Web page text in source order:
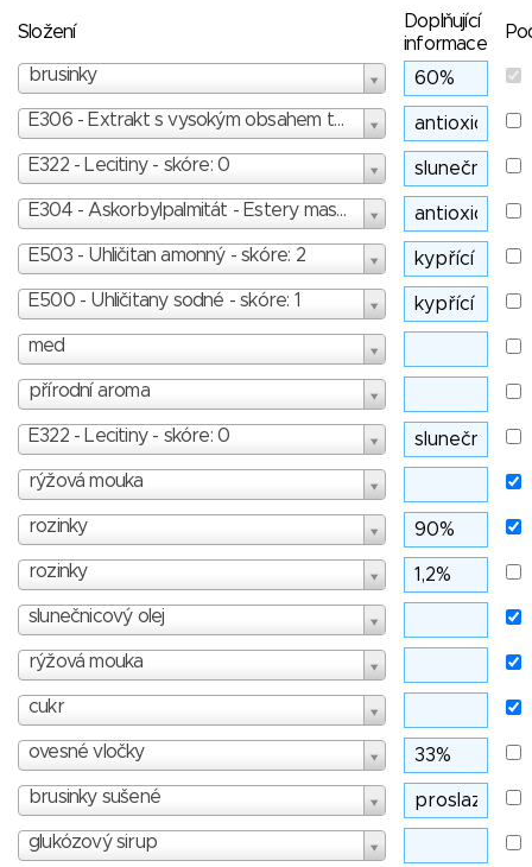
Složení
Doplňující
informace
brusinky
E306 - Extrakt s vysokým obsahem tokoferolů - skóre: 0
E322 - Lecitiny - skóre: 0
E304 - Askorbylpalmitát - Estery mastných kyselin s kyselinou askorbovou - skóre: 1
E503 - Uhličitan amonný - skóre: 2
E500 - Uhličitany sodné - skóre: 1
med
přírodní aroma
E322 - Lecitiny - skóre: 0
rýžová mouka
rozinky
rozinky
slunečnicový olej
rýžová mouka
cukr
ovesné vločky
brusinky sušené
glukózový sirup